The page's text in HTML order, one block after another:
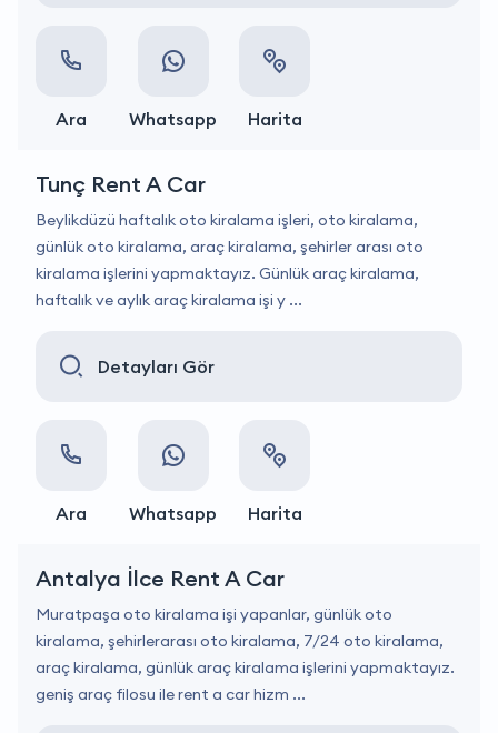
Ara Whatsapp Harita
Tunç Rent A Car
Beylikdüzü haftalık oto kiralama işleri, oto kiralama,
günlük oto kiralama, araç kiralama, şehirler arası oto
kiralama işlerini yapmaktayız. Günlük araç kiralama,
haftalık ve aylık araç kiralama işi y ...
Detayları Gör
Ara Whatsapp Harita
Antalya İlce Rent A Car
Muratpaşa oto kiralama işi yapanlar, günlük oto
kiralama, şehirlerarası oto kiralama, 7/24 oto kiralama,
araç kiralama, günlük araç kiralama işlerini yapmaktayız.
geniş araç filosu ile rent a car hizm ...